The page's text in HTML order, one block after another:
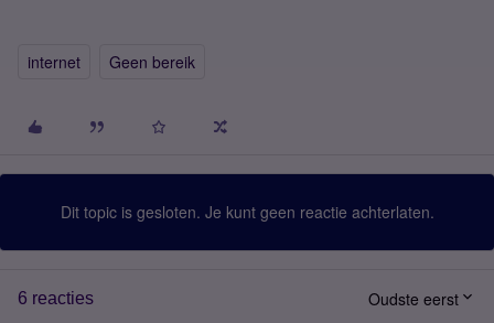
internet Geen bereik
Dit topic is gesloten. Je kunt geen reactie achterlaten.
6 reacties Oudste eerst